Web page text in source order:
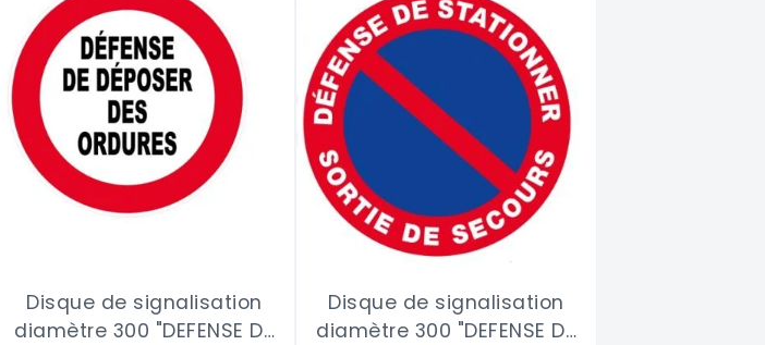
Disque de signalisation
diamètre 300 "DEFENSE DE
Disque de signalisation
diamètre 300 "DEFENSE DE